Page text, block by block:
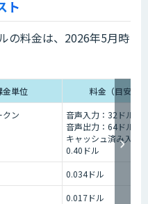
ト
の料金は、2026年5月時
金単位
料金（目安）
クン
音声入力：32ドル
音声出力：64ドル
キャッシュ済み入力
0.40ドル
0.034ドル
0.017ドル